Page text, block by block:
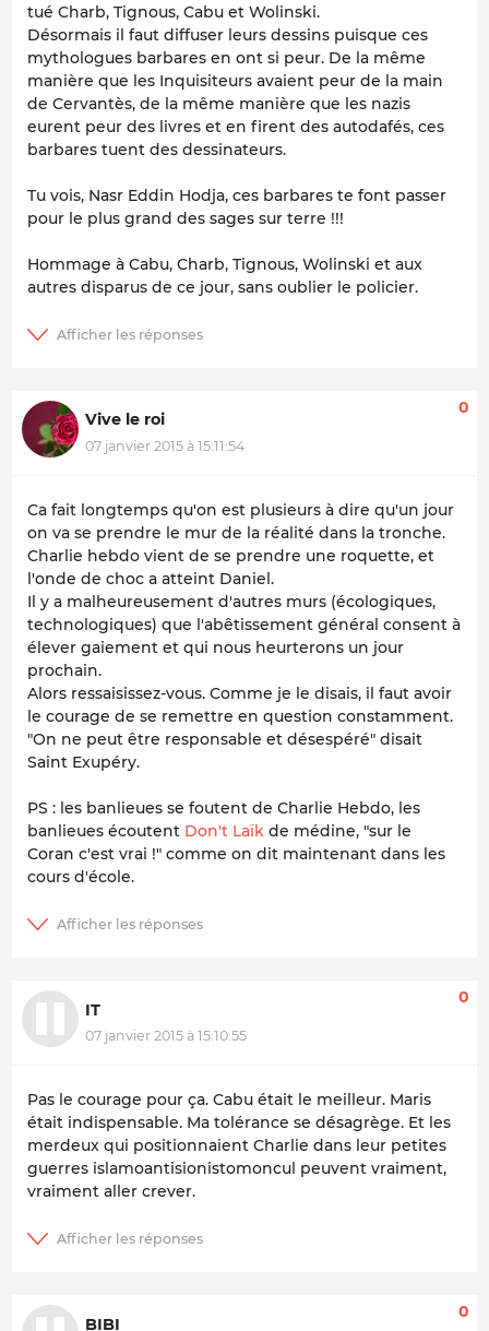
tué Charb, Tignous, Cabu et Wolinski.
Désormais il faut diffuser leurs dessins puisque ces
mythologues barbares en ont si peur. De la même
manière que les Inquisiteurs avaient peur de la main
de Cervantès, de la même manière que les nazis
eurent peur des livres et en firent des autodafés, ces
barbares tuent des dessinateurs.
Tu vois, Nasr Eddin Hodja, ces barbares te font passer
pour le plus grand des sages sur terre !!!
Hommage à Cabu, Charb, Tignous, Wolinski et aux
autres disparus de ce jour, sans oublier le policier.
Vive le roi
07 janvier 2015 à 15:11:54
0
Ca fait longtemps qu'on est plusieurs à dire qu'un jour
on va se prendre le mur de la réalité dans la tronche.
Charlie hebdo vient de se prendre une roquette, et
l'onde de choc a atteint Daniel.
Il y a malheureusement d'autres murs (écologiques,
technologiques) que l'abêtissement général consent à
élever gaiement et qui nous heurterons un jour
prochain.
Alors ressaisissez-vous. Comme je le disais, il faut avoir
le courage de se remettre en question constamment.
"On ne peut être responsable et désespéré" disait
Saint Exupéry.
PS : les banlieues se foutent de Charlie Hebdo, les
banlieues écoutent Don't Laïk de médine, "sur le
Coran c'est vrai !" comme on dit maintenant dans les
cours d'école.
IT
07 janvier 2015 à 15:10:55
0
Pas le courage pour ça. Cabu était le meilleur. Maris
était indispensable. Ma tolérance se désagrège. Et les
merdeux qui positionnaient Charlie dans leur petites
guerres islamoantisionistomoncul peuvent vraiment,
vraiment aller crever.
BIBI
0